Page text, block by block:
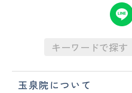
玉泉院について